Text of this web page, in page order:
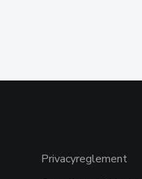
Privacyreglement